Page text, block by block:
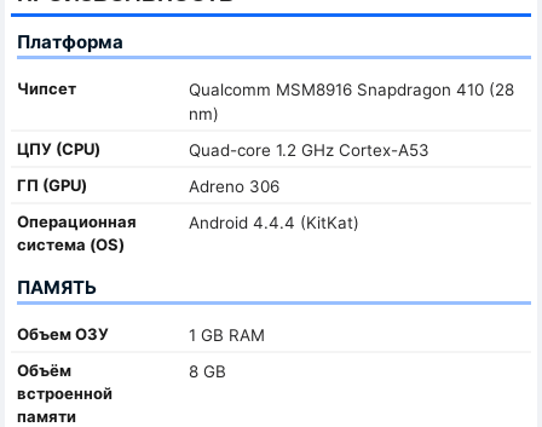
Платформа
Чипсет
Qualcomm MSM8916 Snapdragon 410 (28
nm)
ЦПУ (CPU)
Quad-core 1.2 GHz Cortex-A53
ГП (GPU)
Adreno 306
Oперационная
система (OS)
Android 4.4.4 (KitKat)
ПАМЯТЬ
Объем ОЗУ
1 GB RAM
Объём
встроенной
памяти
8 GB